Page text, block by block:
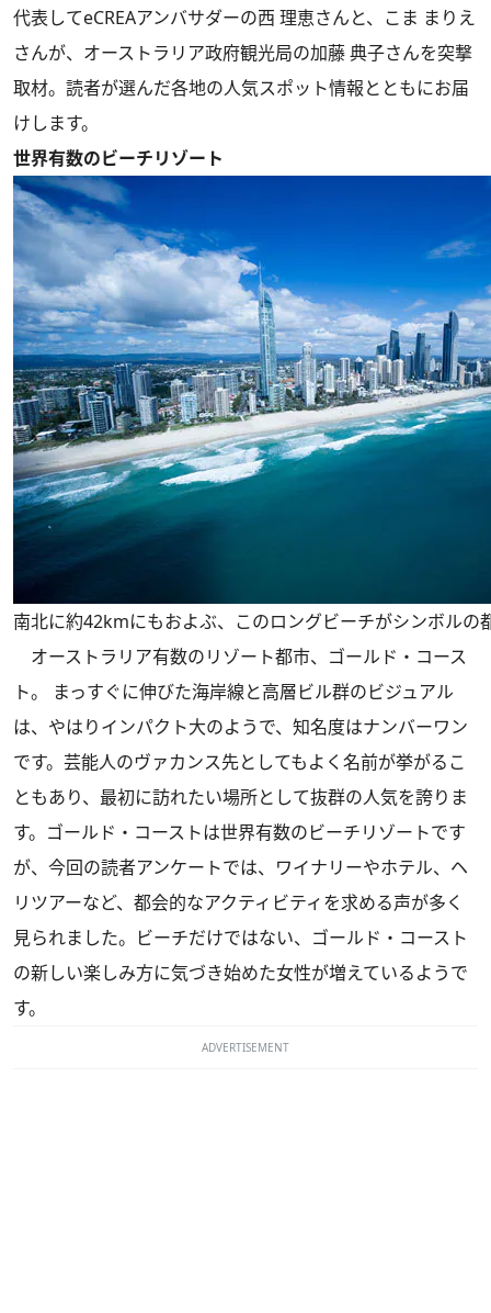
代表してeCREAアンバサダーの西 理恵さんと、こま まりえ
さんが、オーストラリア政府観光局の加藤 典子さんを突撃
取材。読者が選んだ各地の人気スポット情報とともにお届
けします。
世界有数のビーチリゾート
南北に約42kmにもおよぶ、このロングビーチがシンボル
オーストラリア有数のリゾート都市、ゴールド・コース
ト。 まっすぐに伸びた海岸線と高層ビル群のビジュアル
は、やはりインパクト大のようで、知名度はナンバーワン
です。芸能人のヴァカンス先としてもよく名前が挙がるこ
ともあり、最初に訪れたい場所として抜群の人気を誇りま
す。ゴールド・コーストは世界有数のビーチリゾートです
が、今回の読者アンケートでは、ワイナリーやホテル、ヘ
リツアーなど、都会的なアクティビティを求める声が多く
見られました。ビーチだけではない、ゴールド・コースト
の新しい楽しみ方に気づき始めた女性が増えているようで
す。
ADVERTISEMENT